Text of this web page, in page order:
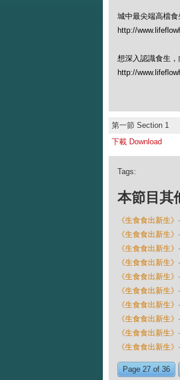
城中最尖端高檔食
http://
想深入認識食生，
http://
第一節 Section 1
下載 Download
Tags:
本節目
《生食食出新生
《生食食出新生
《生食食出新生
《生食食出新生
《生食食出新生
《生食食出新生
《生食食出新生
《生食食出新生
《生食食出新生
《生食食出新生
Page 27 of 36